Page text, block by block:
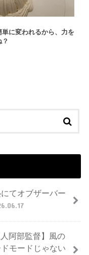
単に変われるから、力を
てオブザーバー
阿部監督】風の
モードじゃない